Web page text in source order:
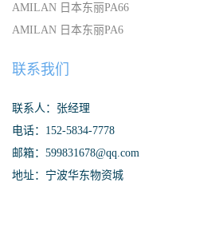
AMILAN 日本东丽PA66
AMILAN 日本东丽PA6
联系我们
联系人：张经理
电话：152-5834-7778
邮箱：599831678@qq.com
地址：宁波华东物资城